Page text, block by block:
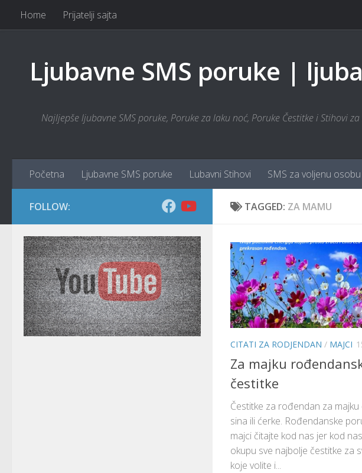
Skip to content
Home Prijatelji sajta
Ljubavne SMS poruke |
Najljepše ljubavne SMS poruke, Poruke za laku noć, Poruke Čestitke i Stihovi
Početna Ljubavne SMS poruke Lubavni Stihovi SMS za voljenu osobu
TAGGED: ZA MAMU
CITATI ZA RODJENDAN / MAJCI
Za majku
čestitke
Čestitke za rođendan za
sina ili ćerke. Rođendanske
majci čitajte kod nas jer kod
okupu sve najbolje čestitke za
koje volite i...
FOLLOW: